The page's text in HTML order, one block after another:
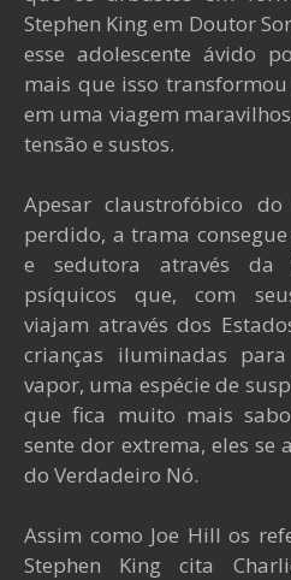
Stephen King em Doutor
esse adolescente ávido
mais que isso
em uma viagem
tensão e sustos.
Apesar claustrofóbico
perdido, a trama
e sedutora através da
psíquicos que, com
viajam através dos
crianças iluminadas
vapor, uma espécie de
que fica muito mais
sente dor extrema, eles
do Verdadeiro Nó.
Assim como Joe Hill os
Stephen King cita